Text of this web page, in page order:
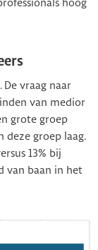
hoog
vraag naar
van medior
grote groep
groep laag.
13% bij
van baan in het